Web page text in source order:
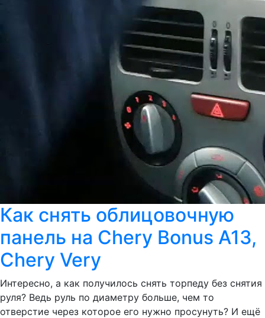
Как снять облицовочную
панель на Chery Bonus A13,
Chery Very
Интересно, а как получилось снять торпеду без снятия
руля? Ведь руль по диаметру больше, чем то
отверстие через которое его нужно просунуть? И ещё